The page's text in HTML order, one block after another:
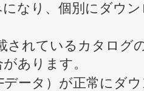
なり、個別にダウ
されているカタログ
あります。
データ）が正常にダ